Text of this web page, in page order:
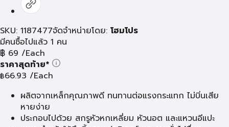
SKU: 1187477จัดจำหน่ายโดย: โฮมโปร
มีคนซื้อไปแล้ว 1 คน
฿ 69 /Each
ราคาสุดท้าย*
฿66.93 /Each
ผลิตจากเหล็กคุณภาพดี ทนทานต่อแรงกระแทก ไม่บิ่นเสีย
หายง่าย
ประกอบไปด้วย สกรูหัวหกเหลี่ยม หัวนอต และแหวนอีแปะ